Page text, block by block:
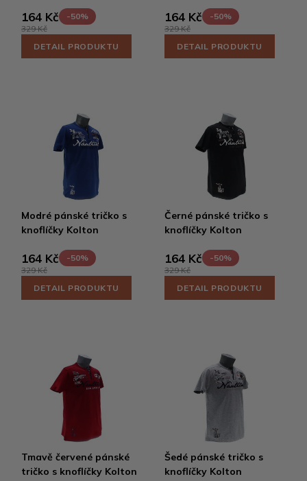
164 Kč
-50%
329 Kč
DETAIL PRODUKTU
164 Kč
-50%
329 Kč
DETAIL PRODUKTU
Modré pánské tričko s
knoflíčky Kolton
164 Kč
-50%
329 Kč
DETAIL PRODUKTU
Černé pánské tričko s
knoflíčky Kolton
164 Kč
-50%
329 Kč
DETAIL PRODUKTU
Tmavě červené pánské
tričko s knoflíčky Kolton
Šedé pánské tričko s
knoflíčky Kolton